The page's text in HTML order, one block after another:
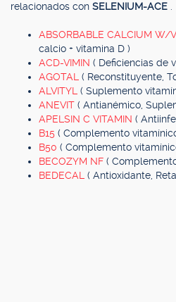
relacionados con SELENIUM-ACE
ABSORBABLE CALCIUM W/
calcio + vitamina D )
ACD-VIMIN ( Deficiencias de
AGOTAL ( Reconstituyente,
ALVITYL ( Suplemento
ANEVIT ( Antianémico,
APELSIN C VITAMIN (
B15 ( Complemento
B50 ( Complemento
BECOZYM NF (
BEDECAL ( Antioxidante,